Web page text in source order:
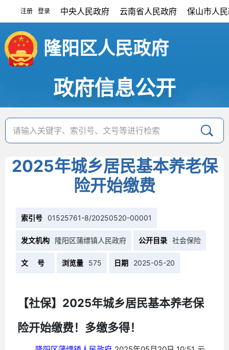
注册 登录 中央人民政府 云南省人民政府 保山市人
隆阳区人民政府
政府信息公开
2025年城乡居民基本养老保
险开始缴费
索引号 01525761-8/20250520-00001
发文机构 隆阳区蒲缥镇人民政府 公开目录 社会保险
文 号 浏览量 575 日期 2025-05-20
【社保】 2025年城乡居民基本养老保
险开始缴费！多缴多得！